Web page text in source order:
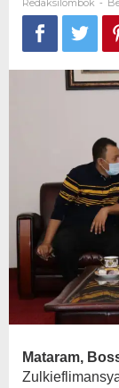
Redaksilombok -
Mataram,